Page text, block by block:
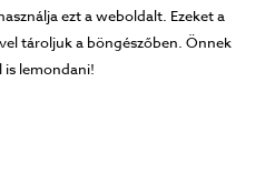
ezt a weboldalt. Ezeket a
tároljuk a böngészőben. Önnek
is lemondani!